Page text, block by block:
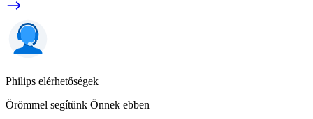
Philips elérhetőségek
Örömmel segítünk Önnek ebben